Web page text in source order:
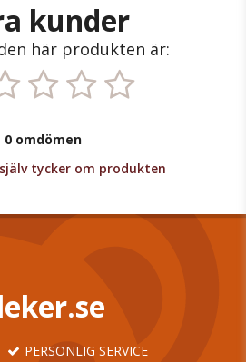
kunder
här produkten är:
0 omdömen
tycker om produkten
PERSONLIG SERVICE